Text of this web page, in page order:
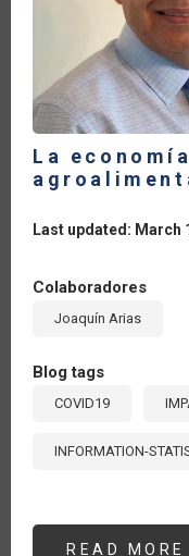
La
Last updated: March
Colaboradores
Joaquín Arias
Blog tags
COVID19
INFORMATION-
READ MORE